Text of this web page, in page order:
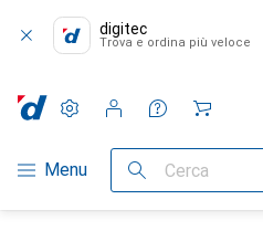
digitec
Trova e ordina più veloce
Categoria Navigazione
Menu Cerca
Impostazioni
Conto cliente
Liste di confronto
Liste dei desideri
Carrello